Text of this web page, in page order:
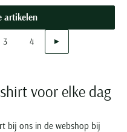
artikelen
3
Page
4 Volgende
voor elke dag
bij ons in de webshop bij